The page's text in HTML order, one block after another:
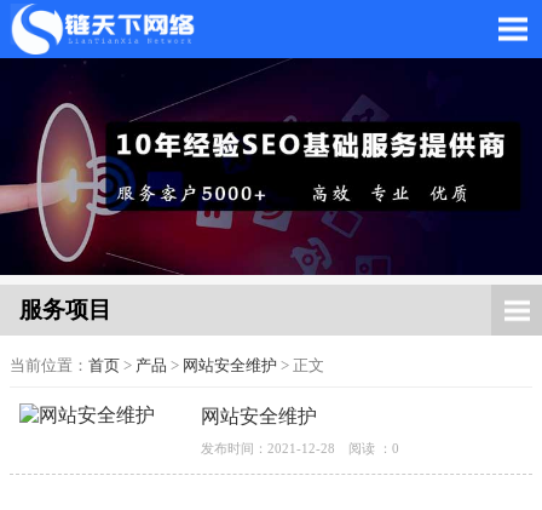
网站托管_网站托管代运
营_SEO优化外包服务
服务项目
当前位置： 首页 > 产品 > 网站安全维护 > 正文
网站安全维护
发布时间：2021-12-28 阅读 ：0